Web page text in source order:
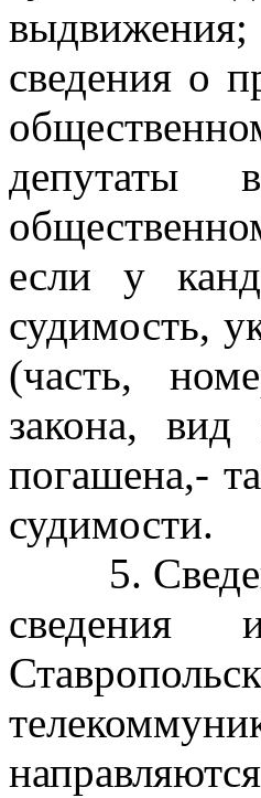
выдвижения;
сведения о
депутаты
если у
судимость,
(часть,
закона, вид
погашена,-
судимости.
5.
сведения